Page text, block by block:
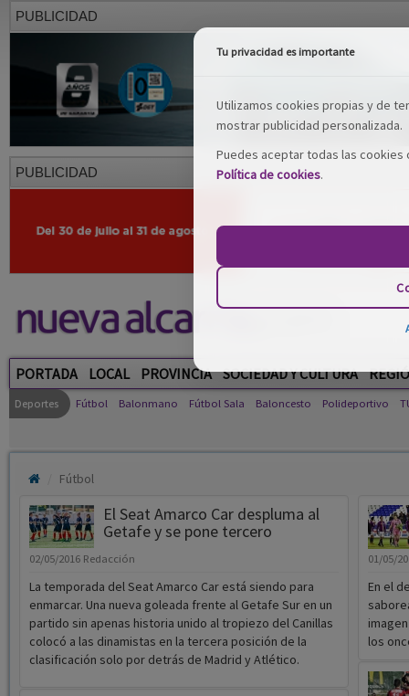
PUBLICIDAD
PUBLICIDAD
PORTADA LOCAL PROVINCIA SOCIEDAD Y CULTURA
Deportes Fútbol Balonmano Fútbol Sala Baloncesto Polideportivo
Fútbol
El Seat Amarco Car despluma al
Getafe y se pone tercero
02/05/2016 Redacción
La temporada del Seat Amarco Car está siendo para
enmarcar. Una nueva goleada frente al Getafe Sur en un
partido sin apenas historia unido al tropiezo del Canillas
colocó a las dinamistas en la tercera posición de la
clasificación solo por detrás de Madrid y Atlético.
01/05/
En el
los
Tu privacidad es importante
Utilizamos cookies propias y de
mostrar publicidad personalizada.
Puedes aceptar todas las
Política de cookies.